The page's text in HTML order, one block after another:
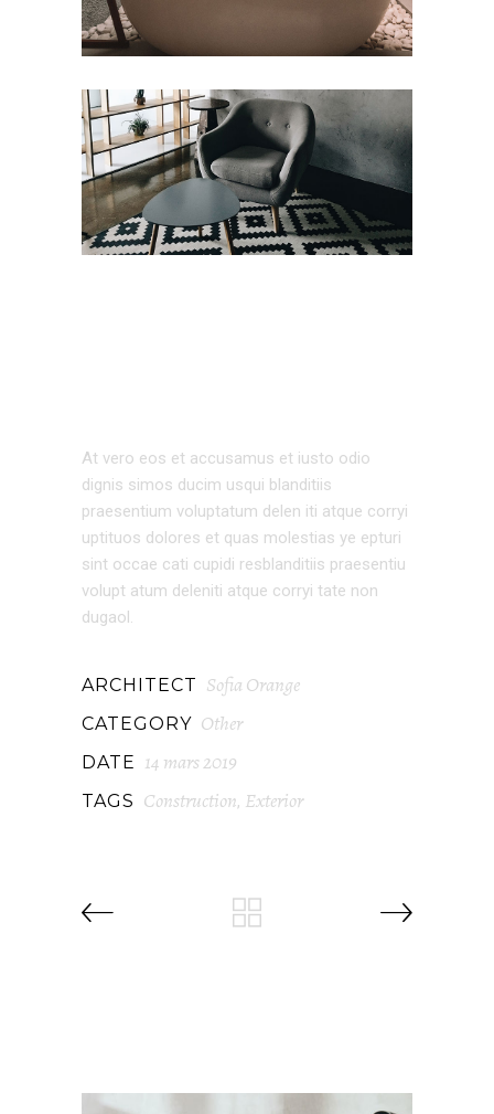
At vero eos et accusamus et iusto odio
dignis simos ducim usqui blanditiis
praesentium voluptatum delen iti atque corryi
uptituos dolores et quas molestias ye epturi
sint occae cati cupidi resblanditiis praesentiu
volupt atum deleniti atque corryi tate non
dugaol.
ARCHITECT Sofia Orange
CATEGORY Other
DATE 14 mars 2019
TAGS Construction, Exterior